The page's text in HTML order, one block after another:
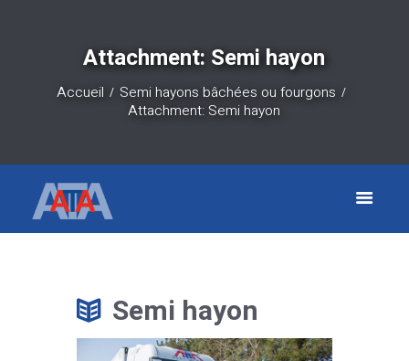
Attachment: Semi hayon
Accueil
Semi hayons bâchées ou fourgons
Attachment: Semi hayon
Semi hayon